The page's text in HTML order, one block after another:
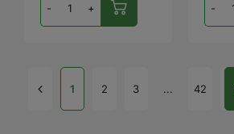
- + -
1 2 3 ... 42